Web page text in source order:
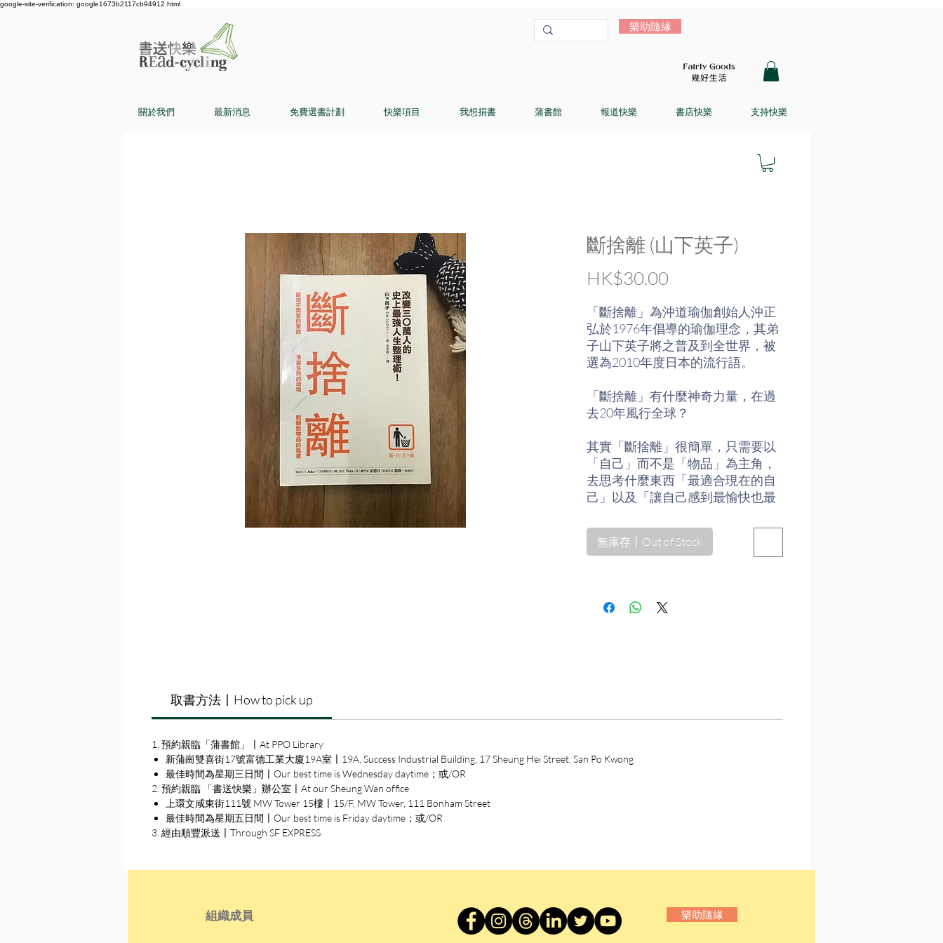
google-site-verification: google1673b2117cb94912.html
樂助隨緣
關於我們 最新消息 免費選書計劃 快樂項目 我想捐書 蒲書館 報道快樂 書店快樂 支持快樂
斷捨離 (山下英子)
HK$30.00
格
「斷捨離」為沖道瑜伽創始人沖正
弘於1976年倡導的瑜伽理念，其弟
子山下英子將之普及到全世界，被
選為2010年度日本的流行語。
「斷捨離」有什麼神奇力量，在過
去20年風行全球？
其實「斷捨離」很簡單，只需要以
「自己」而不是「物品」為主角，
去思考什麼東西「最適合現在的自
己」以及「讓自己感到最愉快也最
品就請淘汰或送人。
和運勢都會受影響。但有心想要整
理，卻又往往不知從何著手，在整
「斷捨離」並不是主張簡樸或清貧
當下都只使用最少量，但最好、最
環，從外在到內在，整個人煥然一
無庫存〡Out of Stock
取書方法〡How to pick up
1. 預約親臨「蒲書館」〡At PPO Library
新蒲崗雙喜街17號富德工業大廈19A室〡19A, Success Industrial Building, 17 Sheung Hei Street, San Po Kwong
最佳時間為星期三日間〡Our best time is Wednesday daytime；或/OR
2. 預約親臨 「書送快樂」辦公室〡At our Sheung Wan office
上環文咸東街111號 MW Tower 15樓〡15/F, MW Tower, 111 Bonham Street
最佳時間為星期五日間〡Our best time is Friday daytime；或/OR
3. 經由順豐派送〡Through SF EXPRESS
組織成員 樂助隨緣